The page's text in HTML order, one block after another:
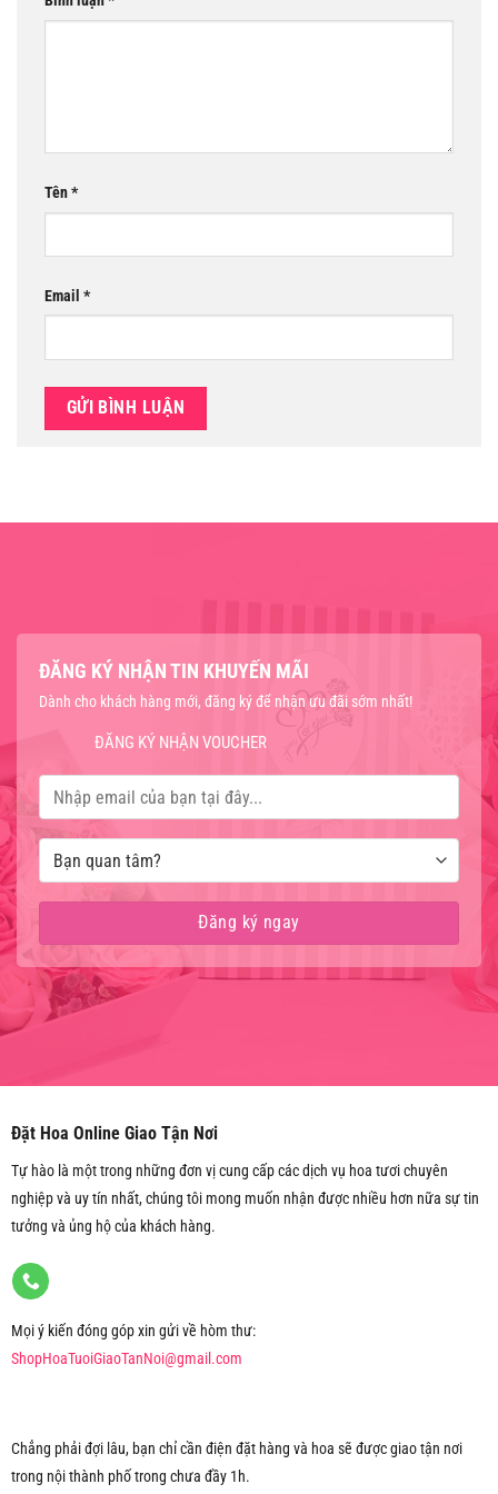
Tên*
Email *
ĐĂNG KÝ NHẬN TIN KHUYẾN MÃI
Dành cho khách hàng mới, đăng ký để nhận ưu đãi sớm nhất!
ĐĂNG KÝ NHẬN VOUCHER
Đặt Hoa Online Giao Tận Nơi
Tự hào là một trong những đơn vị cung cấp các dịch vụ hoa tươi chuyên
nghiệp và uy tín nhất, chúng tôi mong muốn nhận được nhiều hơn nữa sự tin
tưởng và ủng hộ của khách hàng.
Mọi ý kiến đóng góp xin gửi về hòm thư:
ShopHoaTuoiGiaoTanNoi@gmail.com
Chẳng phải đợi lâu, bạn chỉ cần điện đặt hàng và hoa sẽ được giao tận nơi
trong nội thành phố trong chưa đầy 1h.